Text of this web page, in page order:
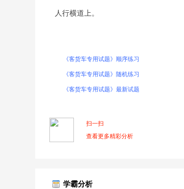
人行横道上。
《客货车专用试题》顺序练习
《客货车专用试题》随机练习
《客货车专用试题》最新试题
扫一扫
查看更多精彩分析
学霸分析